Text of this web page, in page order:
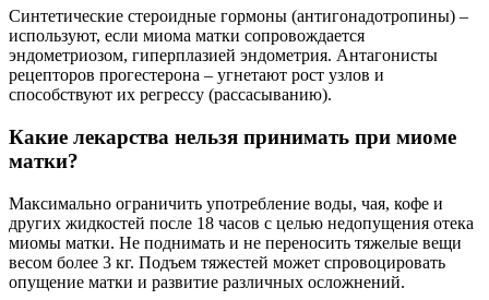
Синтетические стероидные гормоны (антигонадотропины) –
используют, если миома матки сопровождается
эндометриозом, гиперплазией эндометрия. Антагонисты
рецепторов прогестерона – угнетают рост узлов и
способствуют их регрессу (рассасыванию).
Какие лекарства нельзя принимать при миоме
матки?
Максимально ограничить употребление воды, чая, кофе и
других жидкостей после 18 часов с целью недопущения отека
миомы матки. Не поднимать и не переносить тяжелые вещи
весом более 3 кг. Подъем тяжестей может спровоцировать
опущение матки и развитие различных осложнений.